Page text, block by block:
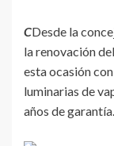
CDesde la
la renovación
esta ocasión
luminarias de
años de garantía.